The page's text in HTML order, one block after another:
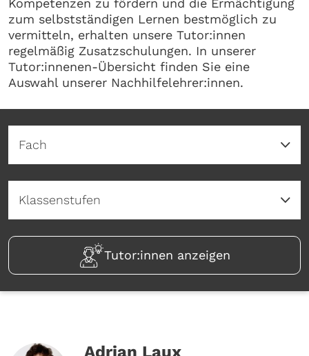
Kompetenzen zu fördern und die Ermächtigung
zum selbstständigen Lernen bestmöglich zu
vermitteln, erhalten unsere Tutor:innen
regelmäßig Zusatzschulungen. In unserer
Tutor:innenen-Übersicht finden Sie eine
Auswahl unserer Nachhilfelehrer:innen.
Tutor:innen anzeigen
Adrian Laux